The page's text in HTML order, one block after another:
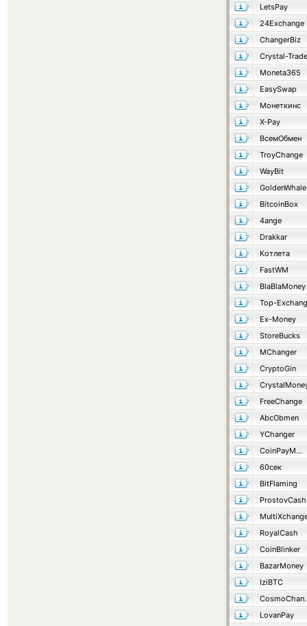
LetsPay
24Exchange
ChangerBiz
Crystal-Trade
Moneta365
EasySwap
Монеткинс
X-Pay
ВсемОбмен
TroyChange
WayBit
GoldenWhale
BitcoinBox
4ange
Drakkar
Котлета
FastWM
BlaBlaMoney
Top-
Ex-Money
StoreBucks
MChanger
CryptoGin
FreeChange
AbcObmen
YChanger
CoinPayMaster
60сек
BitFlaming
ProstovCash
RoyalCash
CoinBlinker
BazarMoney
IziBTC
LovanPay